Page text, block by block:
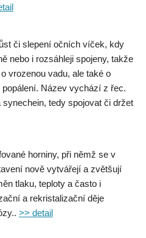
či slepení očních víček, kdy
nebo i rozsáhleji spojeny, takže
vrozenou vadu, ale také o
Název vychází z řec.
tedy spojovat či držet
horniny, při němž se v
nově vytvářejí a zvětšují
tlaku, teploty a často i
a rekristalizační děje
>> detail